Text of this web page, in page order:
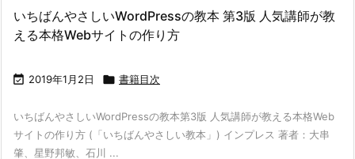
いちばんやさしいWordPressの教本 第3版 人気講師が教
える本格Webサイトの作り方
 2019年1月2日  書籍目次
いちばんやさしいWordPressの教本第3版 人気講師が教える本格Web
サイトの作り方 (「いちばんやさしい教本」) インプレス 著者：大串
肇、星野邦敏、石川 ...